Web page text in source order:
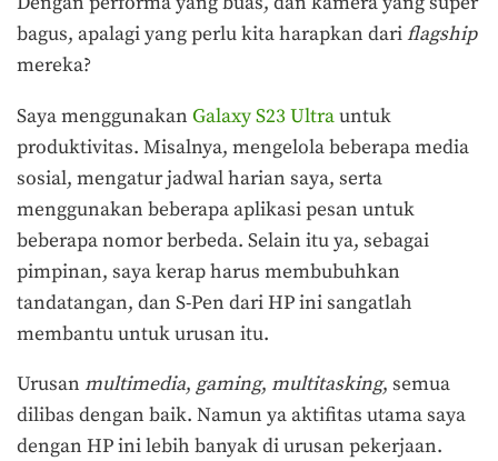
bagus, apalagi yang perlu kita harapkan dariflagship
mereka?
Saya menggunakan Galaxy S23 Ultrauntuk
produktivitas. Misalnya, mengelola beberapa media
sosial, mengatur jadwal harian saya, serta
menggunakan beberapa aplikasi pesan untuk
beberapa nomor berbeda. Selain itu ya, sebagai
pimpinan, saya kerap harus membubuhkan
tandatangan, dan S-Pen dari HP ini sangatlah
membantu untuk urusan itu.
Urusan multimedia, gaming, multitasking, semua
dilibas dengan baik. Namun ya aktifitas utama saya
dengan HP ini lebih banyak di urusan pekerjaan.